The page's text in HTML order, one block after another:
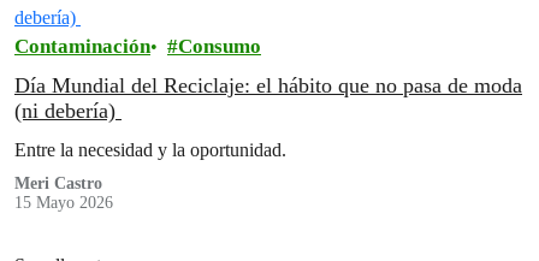
Contaminación Consumo
Día Mundial del Reciclaje: el hábito que no pasa de moda
(ni debería)
Entre la necesidad y la oportunidad.
Meri Castro
15 Mayo 2026